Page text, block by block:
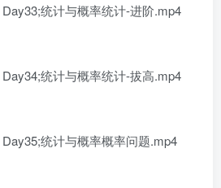
统计与概率统计-进阶.mp4
统计与概率统计-拔高.mp4
统计与概率概率问题.mp4